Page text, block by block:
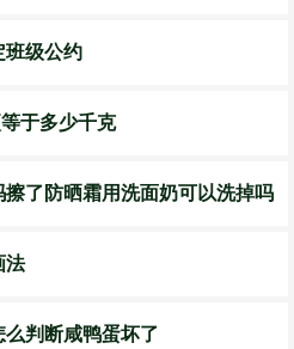
班级公约
于多少千克
了防晒霜用洗面奶可以洗掉吗
法
判断咸鸭蛋坏了